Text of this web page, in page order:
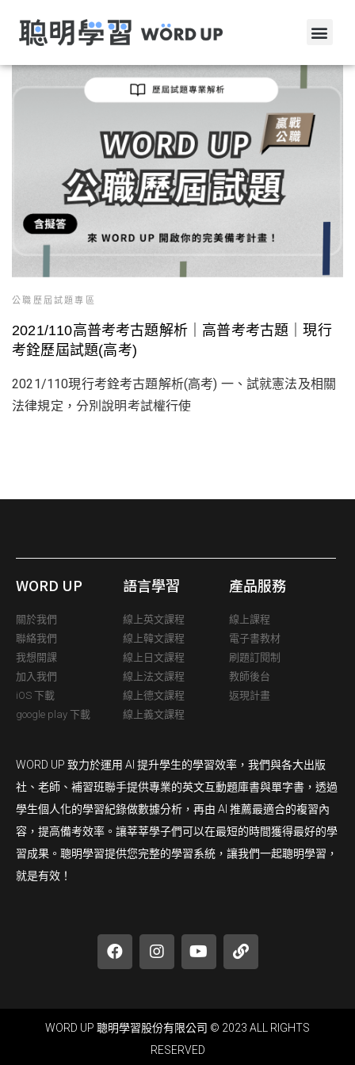
公職歷屆試題專區
2021/110高普考考古題解析｜高普考考古題｜現行
考銓歷屆試題(高考)
2021/110現行考銓考古題解析(高考) 一、試就憲法及相關
法律規定，分別說明考試權行使
WORD UP
關於我們
聯絡我們
我想開課
加入我們
iOS 下載
google play 下載
語言學習
線上英文課程
線上韓文課程
線上日文課程
線上法文課程
線上德文課程
線上義文課程
產品服務
線上課程
電子書教材
刷題訂閱制
教師後台
返現計畫
WORD UP 致力於運用 AI 提升學生的學習效率，我們與各大出版
社、老師、補習班聯手提供專業的英文互動題庫書與單字書，透過
學生個人化的學習紀錄做數據分析，再由 AI 推薦最適合的複習內
容，提高備考效率。讓莘莘學子們可以在最短的時間獲得最好的學
習成果。聰明學習提供您完整的學習系統，讓我們一起聰明學習，
就是有效！
WORD UP 聰明學習股份有限公司 © 2023 ALL RIGHTS
RESERVED​